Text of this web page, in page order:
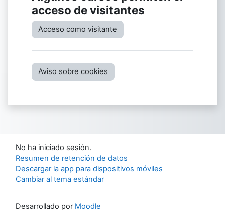
acceso de visitantes
Acceso como visitante
Aviso sobre cookies
No ha iniciado sesión.
Resumen de retención de datos
Descargar la app para dispositivos móviles
Cambiar al tema estándar
Desarrollado por Moodle